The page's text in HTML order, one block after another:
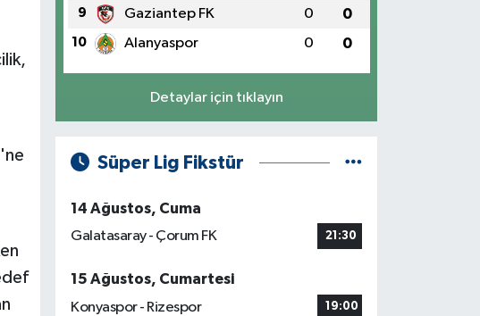
9 Gaziantep FK 0 0
10 Alanyaspor 0 0
Detaylar için tıklayın
Süper Lig Fikstür
14 Ağustos, Cuma
Galatasaray - Çorum FK
21:30
15 Ağustos, Cumartesi
Konyaspor - Rizespor
19:00